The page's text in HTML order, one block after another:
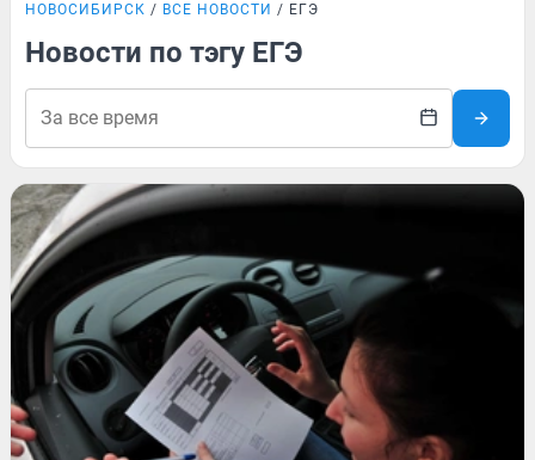
НОВОСИБИРСК ВСЕ НОВОСТИ ЕГЭ
Новости по тэгу ЕГЭ